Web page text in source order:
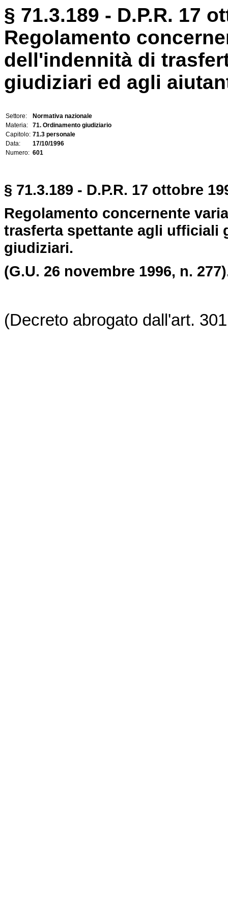
§ 71.3.189 - D.P.R. 17
Regolamento
dell'indennità di
giudiziari ed agli
Settore:
Normativa nazionale
Materia:
71. Ordinamento giudiziario
Capitolo: 71.3 personale
Data:
17/10/1996
Numero: 601
§ 71.3.189 - D.P.R. 17 ottobre
Regolamento concernente
trasferta spettante agli ufficiali
giudiziari.
(G.U. 26 novembre 1996, n.
(Decreto abrogato dall'art.